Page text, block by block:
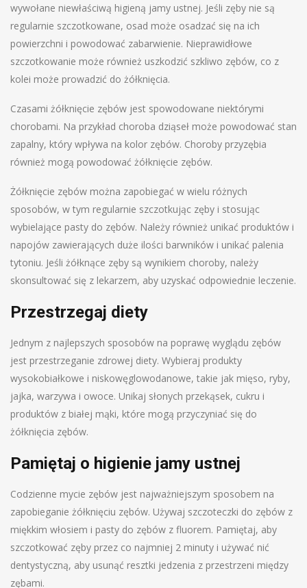
wywołane niewłaściwą higieną jamy ustnej. Jeśli zęby nie są
regularnie szczotkowane, osad może osadzać się na ich
powierzchni i powodować zabarwienie. Nieprawidłowe
szczotkowanie może również uszkodzić szkliwo zębów, co z
kolei może prowadzić do żółknięcia.
Czasami żółknięcie zębów jest spowodowane niektórymi
chorobami. Na przykład choroba dziąseł może powodować stan
zapalny, który wpływa na kolor zębów. Choroby przyzębia
również mogą powodować żółknięcie zębów.
Żółknięcie zębów można zapobiegać w wielu różnych
sposobów, w tym regularnie szczotkując zęby i stosując
wybielające pasty do zębów. Należy również unikać produktów i
napojów zawierających duże ilości barwników i unikać palenia
tytoniu. Jeśli żółknące zęby są wynikiem choroby, należy
skonsultować się z lekarzem, aby uzyskać odpowiednie leczenie.
Przestrzegaj diety
Jednym z najlepszych sposobów na poprawę wyglądu zębów
jest przestrzeganie zdrowej diety. Wybieraj produkty
wysokobiałkowe i niskowęglowodanowe, takie jak mięso, ryby,
jajka, warzywa i owoce. Unikaj słonych przekąsek, cukru i
produktów z białej mąki, które mogą przyczyniać się do
żółknięcia zębów.
Pamiętaj o higienie jamy ustnej
Codzienne mycie zębów jest najważniejszym sposobem na
zapobieganie żółknięciu zębów. Używaj szczoteczki do zębów z
miękkim włosiem i pasty do zębów z fluorem. Pamiętaj, aby
szczotkować zęby przez co najmniej 2 minuty i używać nić
dentystyczną, aby usunąć resztki jedzenia z przestrzeni między
zębami.